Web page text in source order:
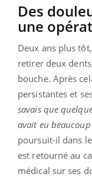
Des
une
Deux ans plus
retirer deux
bouche. Après
persistantes et
savais que
avait eu
poursuit-il dans
est retourné au
médical sur ses